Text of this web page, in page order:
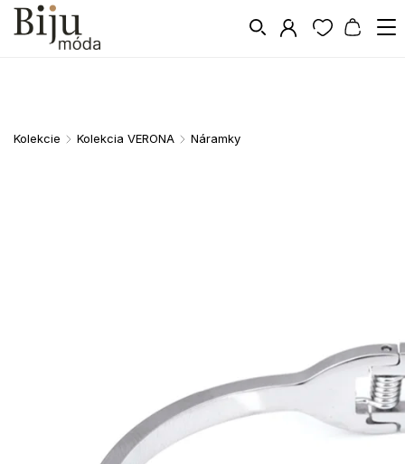
Kolekcie / Kolekcia VERONA / Náramky